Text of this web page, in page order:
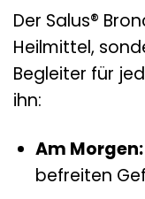
Der Salus®
Heilmittel,
Begleiter für
ihn:
Am Morgen:
befreiten